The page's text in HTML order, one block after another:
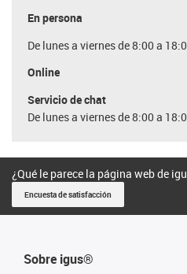
En persona
De lunes a viernes de 8:00 a
Online
Servicio de chat
De lunes a viernes de 8:00 a
¿Qué le parece la página web de
Encuesta de satisfacción
Sobre igus®